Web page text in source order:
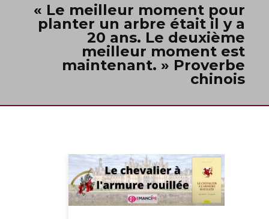
« Le meilleur moment pour
planter un arbre était il y a
20 ans. Le deuxième
meilleur moment est
maintenant. » Proverbe
chinois